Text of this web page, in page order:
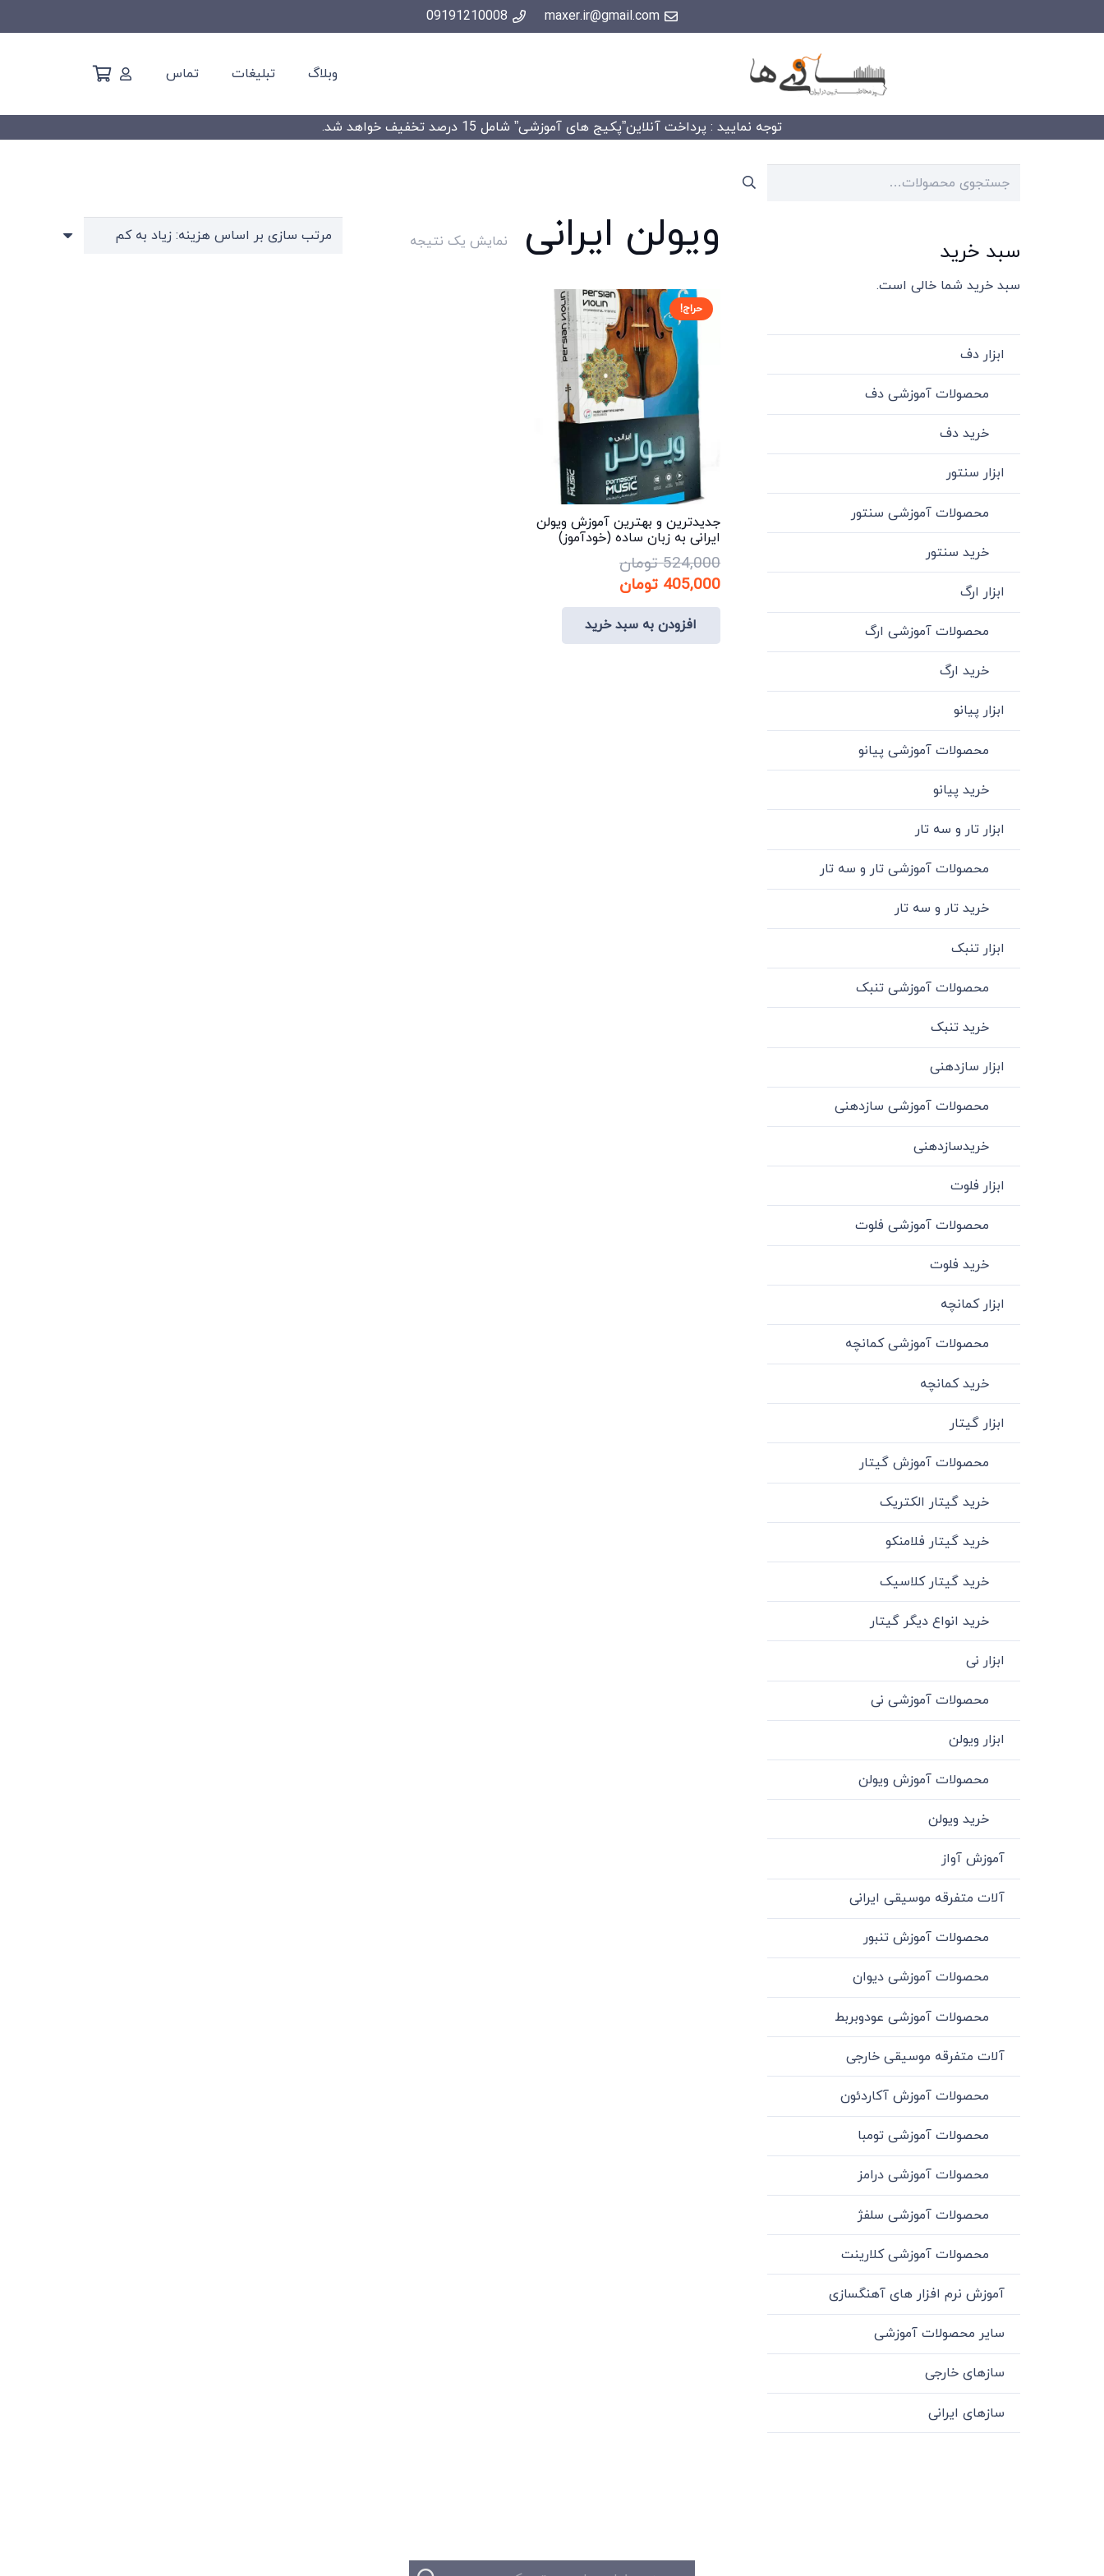
maxer.ir@gmail.com
09191210008
وبلاگ تبلیغات تماس
توجه نمایید : پرداخت آنلاین”پکیج های آموزشی” شامل 15 درصد تخفیف خواهد شد.
ویولن ایرانی نمایش یک نتیجه
حراج!
جدیدترین و بهترین آموزش ویولن
ایرانی به زبان ساده (خودآموز)
524,000 تومان
قیمت
اصلی:
524,000 تومان
بود.
405,000 تومانقیمت
فعلی:
405,000 تومان.
افزودن به سبد خرید
جستجو
سبد خرید
سبد خرید شما خالی است.
ابزار دف
محصولات آموزشی دف
خرید دف
ابزار سنتور
محصولات آموزشی سنتور
خرید سنتور
ابزار ارگ
محصولات آموزشی ارگ
خرید ارگ
ابزار پیانو
محصولات آموزشی پیانو
خرید پیانو
ابزار تار و سه تار
محصولات آموزشی تار و سه تار
خرید تار و سه تار
ابزار تنبک
محصولات آموزشی تنبک
خرید تنبک
ابزار سازدهنی
محصولات آموزشی سازدهنی
خریدسازدهنی
ابزار فلوت
محصولات آموزشی فلوت
خرید فلوت
ابزار کمانچه
محصولات آموزشی کمانچه
خرید کمانچه
ابزار گیتار
محصولات آموزش گیتار
خرید گیتار الکتریک
خرید گیتار فلامنکو
خرید گیتار کلاسیک
خرید انواع دیگر گیتار
ابزار نی
محصولات آموزشی نی
ابزار ویولن
محصولات آموزش ویولن
خرید ویولن
آموزش آواز
آلات متفرقه موسیقی ایرانی
محصولات آموزش تنبور
محصولات آموزشی دیوان
محصولات آموزشی عودوبربط
آلات متفرقه موسیقی خارجی
محصولات آموزش آکاردئون
محصولات آموزشی تومبا
محصولات آموزشی درامز
محصولات آموزشی سلفژ
محصولات آموزشی کلارینت
آموزش نرم افزار های آهنگسازی
سایر محصولات آموزشی
سازهای خارجی
سازهای ایرانی